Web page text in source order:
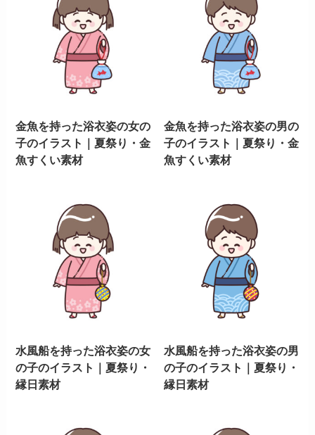
金魚を持った浴衣姿の女の
子のイラスト｜夏祭り・金
魚すくい素材
金魚を持った浴衣姿の男の
子のイラスト｜夏祭り・金
魚すくい素材
水風船を持った浴衣姿の女
の子のイラスト｜夏祭り・
縁日素材
水風船を持った浴衣姿の男
の子のイラスト｜夏祭り・
縁日素材